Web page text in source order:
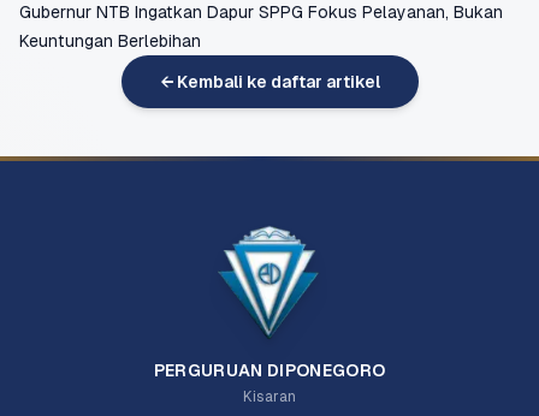
Gubernur NTB Ingatkan Dapur SPPG Fokus Pelayanan, Bukan
Keuntungan Berlebihan
← Kembali ke daftar artikel
PERGURUAN DIPONEGORO
Kisaran